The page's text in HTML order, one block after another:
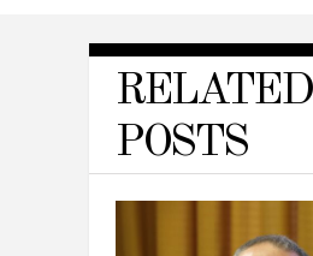
RELATED
POSTS